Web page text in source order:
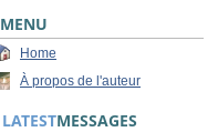
MENU
Home
À propos de l'auteur
LATESTMESSAGES